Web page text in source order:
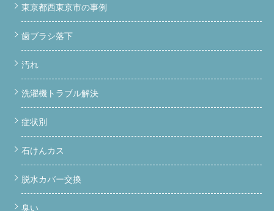
東京都西東京市の事例
歯ブラシ落下
汚れ
洗濯機トラブル解決
症状別
石けんカス
脱水カバー交換
臭い